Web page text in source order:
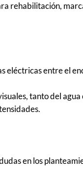
rehabilitación,
eléctricas entre el
tanto del agua
en los